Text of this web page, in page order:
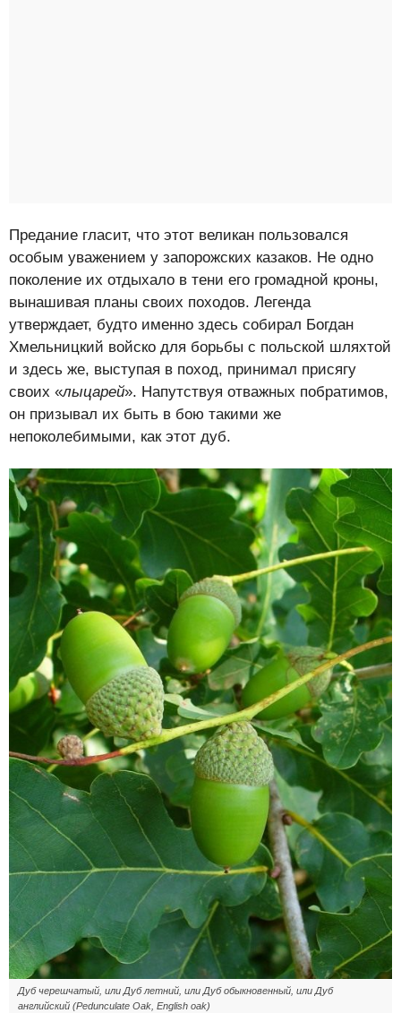
Предание гласит, что этот великан пользовался
особым уважением у запорожских казаков. Не одно
поколение их отдыхало в тени его громадной кроны,
вынашивая планы своих походов. Легенда
утверждает, будто именно здесь собирал Богдан
Хмельницкий войско для борьбы с польской шляхтой
и здесь же, выступая в поход, принимал присягу
своих «лыцарей». Напутствуя отважных побратимов,
он призывал их быть в бою такими же
непоколебимыми, как этот дуб.
Дуб черешчатый, или Дуб летний, или Дуб обыкновенный, или Дуб
английский (Pedunculate Oak, English oak)